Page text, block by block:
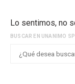
Lo sentimos, no
BUSCAR EN UNANIMO